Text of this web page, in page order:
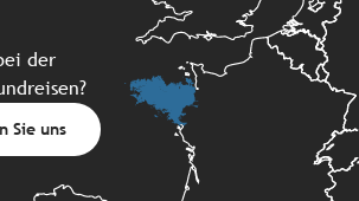
der
Sie uns